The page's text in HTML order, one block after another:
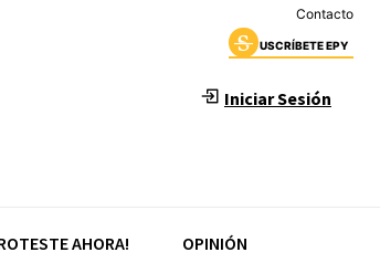
Contacto
USCRÍBETE EPY
Iniciar Sesión
AHORA! OPINIÓN